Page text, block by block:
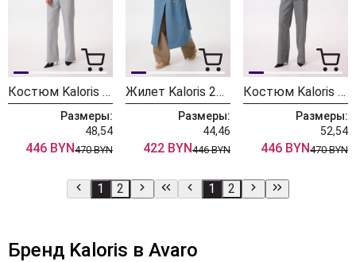
Костюм Kaloris 2222
Размеры:
48,54
446 BYN470 BYN
Жилет Kaloris 2213-1
Размеры:
44,46
422 BYN446 BYN
Костюм Kaloris 2211
Размеры:
52,54
446 BYN470 BYN
1 2 1 2
Бренд Kaloris в Avaro